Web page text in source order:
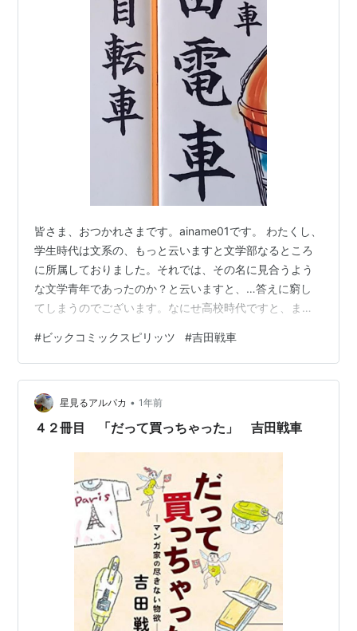
皆さま、おつかれさまです。ainame01です。 わたくし、
学生時代は文系の、もっと云いますと文学部なるところ
に所属しておりました。それでは、その名に見合うよう
な文学青年であったのか？と云いますと、…答えに窮し
てしまうのでございます。なにせ高校時代ですと、まと
れたものを渋々、という体たらくでありまして、読ん
だ！と胸を張れましたのは、島崎藤村文士の「破戒」だ
けでありました。 ちなみに、こちらの書には考えさせら
れ、こころが激しく揺さぶられましたね。そして、子供
の時分、何の気なしにとあるエリアのことを「〇〇部
#ビックコミックスピリッツ #吉田戦車
星見るアルパカ • 1年前
４２冊目 「だって買っちゃった」 吉田戦車